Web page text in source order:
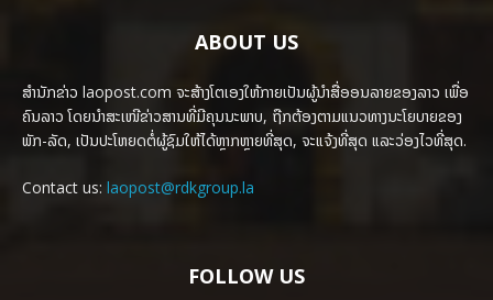
ABOUT US
ສຳນັກຂ່າວ laopost.com ຈະສ້າງໂຕເອງໃຫ້ກາຍເປັນຜູ້ນຳສື່ອອນລາຍຂອງລາວ ເພື່ອ
ຄົນລາວ ໂດຍນຳສະເໜີຂ່າວສານທີ່ມີຄຸນນະພາບ, ຖືກຕ້ອງຕາມແນວທາງນະໂຍບາຍຂອງ
ພັກ-ລັດ, ເປັນປະໂຫຍດຕໍ່ຜູ້ຊົມໃຫ້ໄດ້ຫຼາກຫຼາຍທີ່ສຸດ, ຈະແຈ້ງທີ່ສຸດ ແລະວ່ອງໄວທີ່ສຸດ.
Contact us: laopost@rdkgroup.la
FOLLOW US